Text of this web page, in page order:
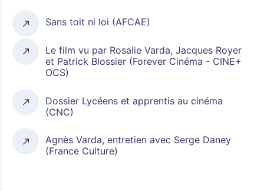
Sans toit ni loi (AFCAE)
Le film vu par Rosalie Varda, Jacques Royer
et Patrick Blossier (Forever Cinéma - CINE+
OCS)
Dossier Lycéens et apprentis au cinéma
(CNC)
Agnès Varda, entretien avec Serge Daney
(France Culture)